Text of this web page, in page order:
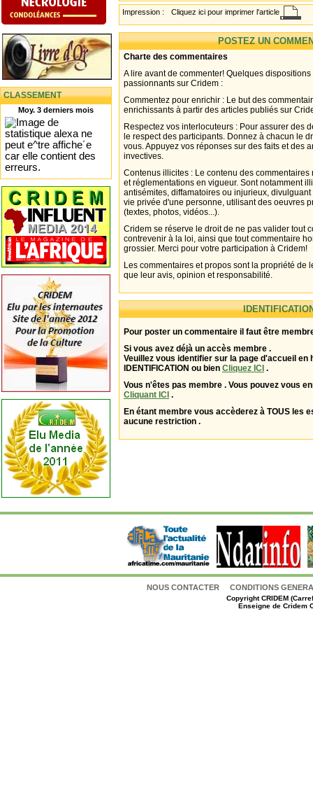
CLASSEMENT
Moy. 3 derniers mois
Impression : Cliquez ici pour imprimer l'article
POSTEZ UN
Charte des commentaires
A lire avant de commenter! Quelques
passionnants sur Cridem :
Commentez pour enrichir : Le but des
enrichissants à partir des articles publiés sur
Respectez vos interlocuteurs : Pour assurer des
le respect des participants. Donnez à chacun le
vous. Appuyez vos réponses sur des faits et des
invectives.
Contenus illicites : Le contenu des
et réglementations en vigueur. Sont notamment
antisémites, diffamatoires ou injurieux,
vie privée d'une personne, utilisant des oeuvres
(textes, photos, vidéos...).
Cridem se réserve le droit de ne pas valider tout
contrevenir à la loi, ainsi que tout commentaire
grossier. Merci pour votre participation à Cridem!
Les commentaires et propos sont la propriété de
que leur avis, opinion et responsabilité.
Pour poster un commentaire il faut être
Si vous avez déjà un accès membre .
Veuillez vous identifier sur la page d'accueil en
IDENTIFICATION ou bien Cliquez ICI .
Vous n'êtes pas membre . Vous pouvez vous
Cliquant ICI .
En étant membre vous accèderez à TOUS les
aucune restriction .
NOUS CONTACTER CONDITIONS
CopyrightCRIDEM
Enseigne de Cridem